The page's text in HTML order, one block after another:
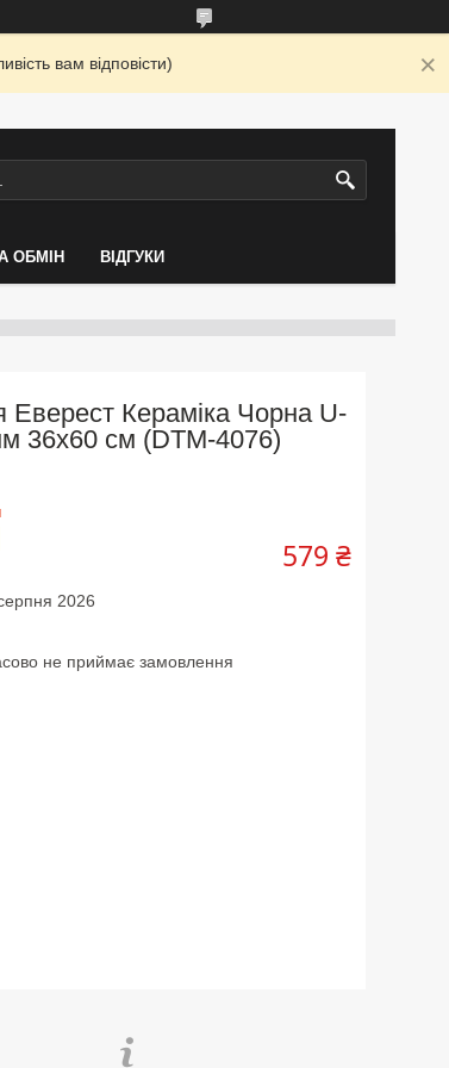
вам відповісти)
ОБМІН ВІДГУКИ
Еверест Кераміка Чорна U-
36х60 см (DTM-4076)
2026
579 ₴
не приймає замовлення